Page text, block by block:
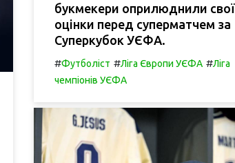
букмекери оприлюднили свої
оцінки перед суперматчем за
Суперкубок УЄФА.
#Футболіст #Ліга Європи УЄФА #Ліга
чемпіонів УЄФА